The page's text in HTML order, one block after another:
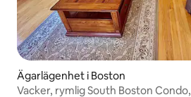
Ägarlägenhet i Boston
Vacker, rymlig South Boston